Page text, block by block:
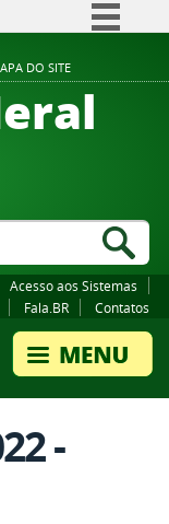
DO SITE
BR
Participe
Canais
Acesso aos Sistemas
Fala.BR Contatos
-